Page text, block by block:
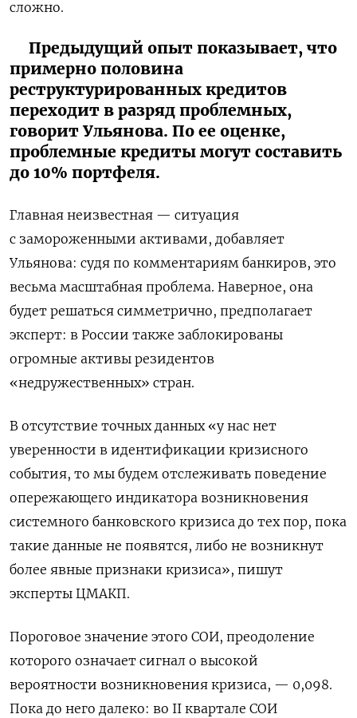
сложно.
Предыдущий опыт показывает, что
примерно половина
реструктурированных кредитов
переходит в разряд проблемных,
говорит Ульянова. По ее оценке,
проблемные кредиты могут составить
до 10% портфеля.
Главная неизвестная — ситуация
с замороженными активами, добавляет
Ульянова: судя по комментариям банкиров, это
весьма масштабная проблема. Наверное, она
будет решаться симметрично, предполагает
эксперт: в России также заблокированы
огромные активы резидентов
«недружественных» стран.
В отсутствие точных данных «у нас нет
уверенности в идентификации кризисного
события, то мы будем отслеживать поведение
опережающего индикатора возникновения
системного банковского кризиса до тех пор, пока
такие данные не появятся, либо не возникнут
более явные признаки кризиса», пишут
эксперты ЦМАКП.
Пороговое значение этого СОИ, преодоление
которого означает сигнал о высокой
вероятности возникновения кризиса, — 0,098.
Пока до него далеко: во II квартале СОИ